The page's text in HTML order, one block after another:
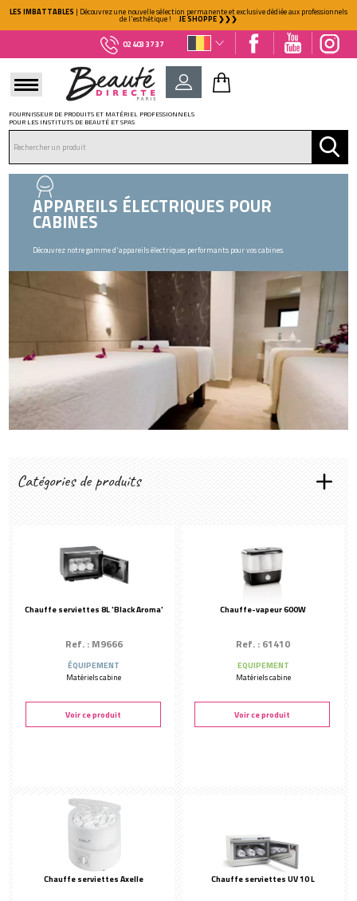
LES IMBATTABLES | Découvrez une nouvelle sélection permanente et exclusive dédiée aux professionnels
de l'esthétique ! JE SHOPPE ❯❯❯
02 403 37 37
NOUVEAU CLIENT ?
Créez votre compte
Créer mon compte
FOURNISSEUR DE PRODUITS ET MATÉRIEL PROFESSIONNELS
POUR LES INSTITUTS DE BEAUTÉ ET SPAS
APPAREILS ÉLECTRIQUES POUR
CABINES
Découvrez notre gamme d'appareils électriques performants pour vos cabines.
Catégories de produits
Diffuseurs
Appareils visage & corps
Consommable
MOBILIER CABINE
Tables manucure & accessoires
FOURNITURES
Fournitures salon
Valise de transport
Cadeaux clients
Chauffe serviettes 8L 'Black Aroma'
Ref. : M9666
ÉQUIPEMENT
Matériels cabine
Voir ce produit
Chauffe-vapeur 600W
Ref. : 61410
EQUIPEMENT
Matériels cabine
Voir ce produit
Chauffe serviettes Axelle Chauffe serviettes UV 10 L